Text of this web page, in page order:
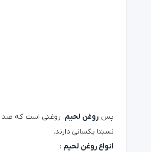
پس روغن لحیم، روغنی است که صد
نسبتا یکسانی دارند.
انواع روغن لحیم :